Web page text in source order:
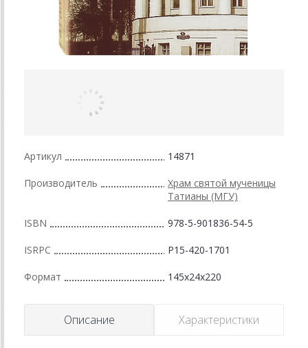
Артикул 14871
Производитель
Храм святой мученицы
Татианы (МГУ)
ISBN 978-5-901836-54-5
ISRPC Р15-420-1701
Формат 145x24x220
Описание Характеристики